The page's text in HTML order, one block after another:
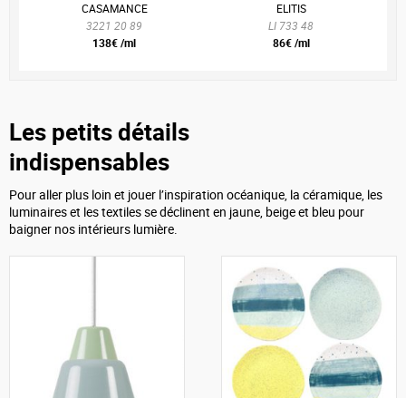
CASAMANCE
3221 20 89
138€ /ml
ELITIS
LI 733 48
86€ /ml
Les petits détails
indispensables
Pour aller plus loin et jouer l’inspiration océanique, la céramique, les
luminaires et les textiles se déclinent en jaune, beige et bleu pour
baigner nos intérieurs lumière.